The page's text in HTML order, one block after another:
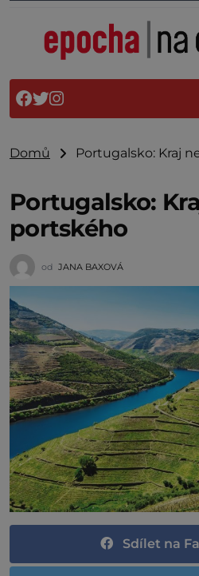
Domů Portugalsko: Kraj
Portugalsko:
portského
od JANA BAXOVÁ
Sdílet na